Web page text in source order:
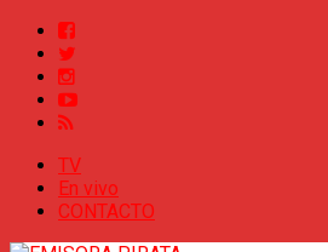
TV
En vivo
CONTACTO